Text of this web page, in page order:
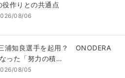
作りとの共通点
08/06
浦知良選手を起用？ ONODERA
った「努力の積…
08/05